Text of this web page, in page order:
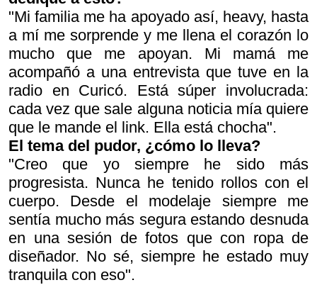
"Mi familia me ha apoyado así, heavy, hasta
a mí me sorprende y me llena el corazón lo
mucho que me apoyan. Mi mamá me
acompañó a una entrevista que tuve en la
radio en Curicó. Está súper involucrada:
cada vez que sale alguna noticia mía quiere
que le mande el link. Ella está chocha".
El tema del pudor, ¿cómo lo lleva?
"Creo que yo siempre he sido más
progresista. Nunca he tenido rollos con el
cuerpo. Desde el modelaje siempre me
sentía mucho más segura estando desnuda
en una sesión de fotos que con ropa de
diseñador. No sé, siempre he estado muy
tranquila con eso".